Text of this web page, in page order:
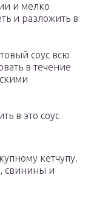
и мелко
и разложить в
соус всю
в течение
в это соус
кетчупу.
свинины и